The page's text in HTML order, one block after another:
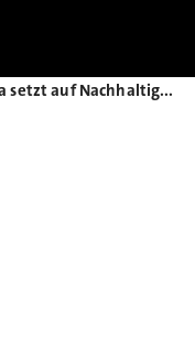
IAA 2021: Faurecia setzt auf Nachhaltigkeit und Wasserstoff